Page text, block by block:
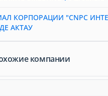
КОРПОРАЦИИ "СNPC
АКТАУ
компании